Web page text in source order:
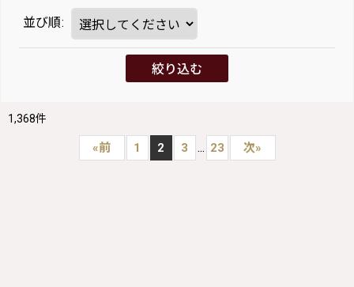
並び順:
絞り込む
1,368件
«前 1 2 3 ... 23 次»